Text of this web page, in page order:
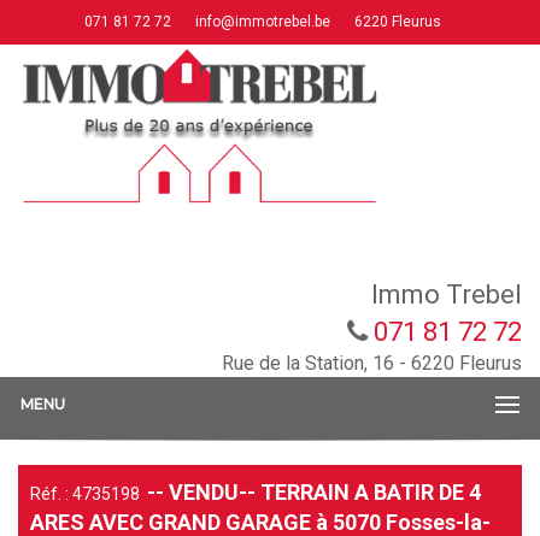
071 81 72 72 info@immotrebel.be 6220 Fleurus
Immo Trebel
071 81 72 72
Rue de la Station, 16 - 6220 Fleurus
MENU
Réf. : 4735198 -- VENDU-- TERRAIN A BATIR DE 4
ARES AVEC GRAND GARAGE à 5070 Fosses-la-